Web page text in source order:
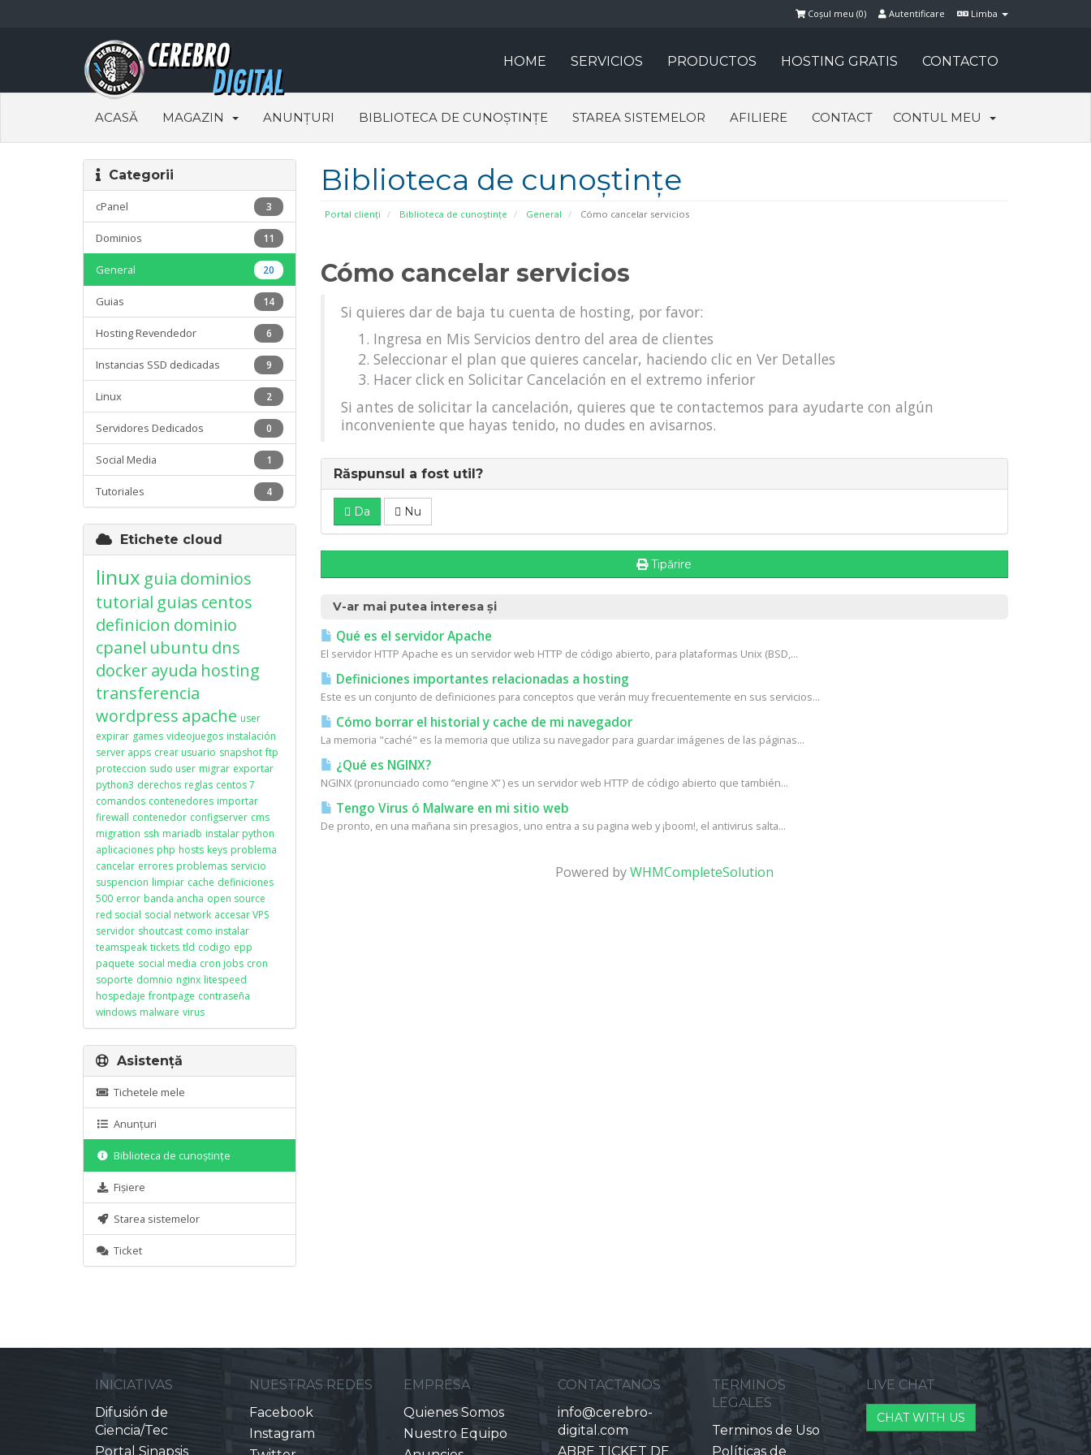
Limba
Autentificare
Coșul meu (0)
HOME SERVICIOS PRODUCTOS HOSTING GRATIS CONTACTO
ACASĂ MAGAZIN ANUNȚURI BIBLIOTECA DE CUNOȘTINȚE STAREA SISTEMELOR AFILIERE CONTACT CONTUL MEU
Biblioteca de cunoștințe
Portal clienți Biblioteca de cunoștințe General Cómo cancelar servicios
Categorii
3
cPanel
11
Dominios
20
General
14
Guias
6
Hosting Revendedor
9
Instancias SSD dedicadas
2
Linux
0
Servidores Dedicados
1
Social Media
4
Tutoriales
Cómo cancelar servicios
Si quieres dar de baja tu cuenta de hosting, por favor:
Ingresa en Mis Servicios dentro del area de clientes
Seleccionar el plan que quieres cancelar, haciendo clic en Ver Detalles
Hacer click en Solicitar Cancelación en el extremo inferior
Si antes de solicitar la cancelación, quieres que te contactemos para ayudarte con algún
inconveniente que hayas tenido, no dudes en avisarnos.
Răspunsul a fost util?
Da Nu
Tipărire
V-ar mai putea interesa și
Qué es el servidor Apache
El servidor HTTP Apache es un servidor web HTTP de código abierto, para plataformas Unix (BSD,...
Definiciones importantes relacionadas a hosting
Este es un conjunto de definiciones para conceptos que verán muy frecuentemente en sus servicios...
Cómo borrar el historial y cache de mi navegador
La memoria "caché" es la memoria que utiliza su navegador para guardar imágenes de las páginas...
¿Qué es NGINX?
NGINX (pronunciado como “engine X” ) es un servidor web HTTP de código abierto que también...
Tengo Virus ó Malware en mi sitio web
De pronto, en una mañana sin presagios, uno entra a su pagina web y ¡boom!, el antivirus salta...
Powered byWHMCompleteSolution
Etichete cloud
linux guia dominios
tutorial guias centos
definicion dominio
cpanel ubuntu dns
dockerayuda hosting
transferencia
wordpress apache user
expirar games videojuegos instalación
server apps crear usuario snapshot ftp
proteccion sudo user migrar exportar
python3 derechos reglas centos 7
comandos contenedores importar
firewall contenedor configserver cms
migration ssh mariadb instalar python
aplicaciones php hosts keys problema
cancelar errores problemas servicio
suspencion limpiar cache definiciones
500 error banda ancha open source
red social social network accesar VPS
servidor shoutcast como instalar
teamspeak tickets tld codigo epp
paquete social media cron jobs cron
soporte domnio nginx litespeed
hospedaje frontpage contraseña
windows malware virus
Asistență
Tichetele mele
Anunțuri
Biblioteca de cunoștințe
Fișiere
Starea sistemelor
Ticket
INICIATIVAS
Difusión de
Ciencia/Tec
Portal Sinapsis
NUESTRAS REDES
Facebook
Instagram
EMPRESA
Quienes Somos
Nuestro Equipo
CONTACTANOS
info@cerebro-
digital.com
ABRE TICKET DE
TERMINOS
LEGALES
Terminos de Uso
Políticas de
LIVE CHAT
CHAT WITH US